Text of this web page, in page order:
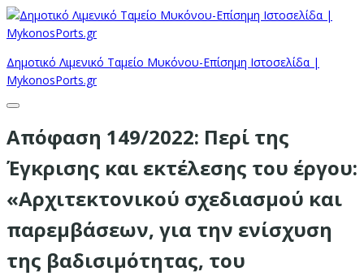
Δημοτικό Λιμενικό Ταμείο Μυκόνου-Επίσημη Ιστοσελίδα |
MykonosPorts.gr
Απόφαση 149/2022: Περί της
Έγκρισης και εκτέλεσης του έργου:
«Αρχιτεκτονικού σχεδιασμού και
παρεμβάσεων, για την ενίσχυση
της βαδισιμότητας, του